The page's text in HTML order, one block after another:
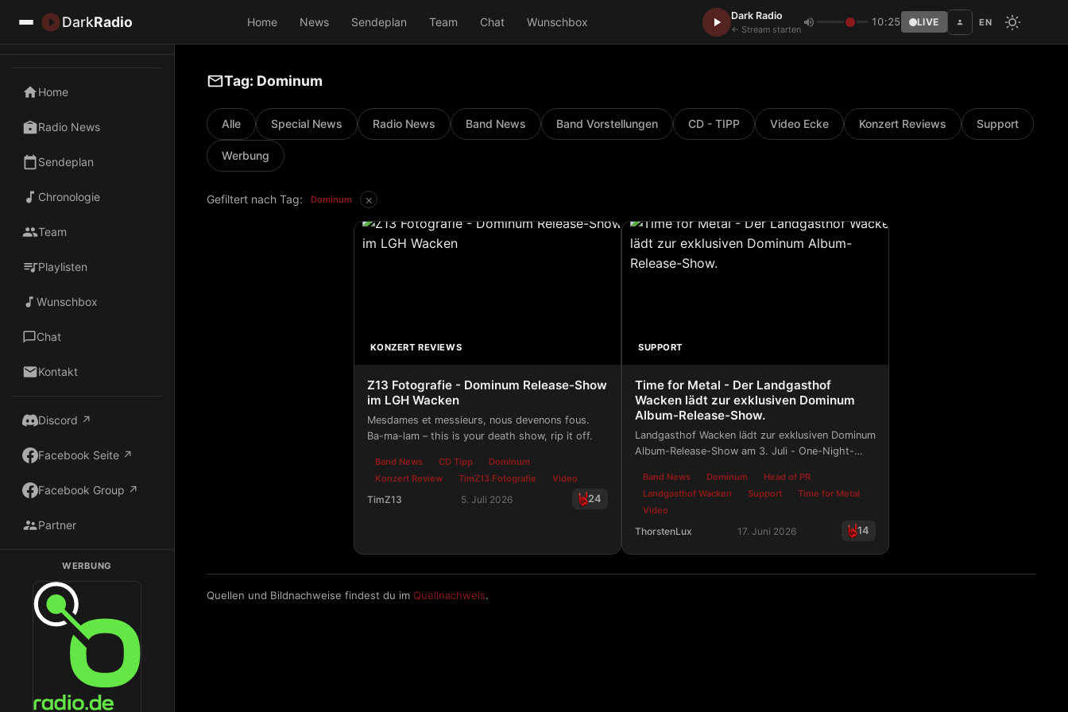
DarkRadio Home News Sendeplan Team Chat Wunschbox Dark Radio
← Stream starten
10:25 LIVE EN
Home
Radio News
Sendeplan
Chronologie
Team
Playlisten
Wunschbox
Chat
Kontakt
Discord ↗
Facebook Seite ↗
Facebook Group ↗
Partner
WERBUNG
Dark Radio auf Radio.de hören
Tag: Dominum
Alle Special News Radio News Band News Band Vorstellungen CD - TIPP Video Ecke Konzert Reviews Support
Werbung
Gefiltert nach Tag: Dominum ×
KONZERT REVIEWS
Z13 Fotografie - Dominum Release-Show
im LGH Wacken
Mesdames et messieurs, nous devenons fous.
Ba-ma-lam – this is your death show, rip it off.
Band News CD Tipp
Dominum
Konzert Review
TimZ13 Fotografie Video
TimZ13 5. Juli 2026 24
Z13 Fotografie - Dominum Release-Show im LGH Wacken
SUPPORT
Time for Metal - Der Landgasthof
Wacken lädt zur exklusiven Dominum
Album-Release-Show.
Landgasthof Wacken lädt zur exklusiven Dominum
Album-Release-Show am 3. Juli - One-Night-
Band News Dominum
Head of PR
Landgasthof Wacken
Support
Time for Metal
Video
ThorstenLux 17. Juni 2026 14
Quellen und Bildnachweise findest du im Quellnachweis.